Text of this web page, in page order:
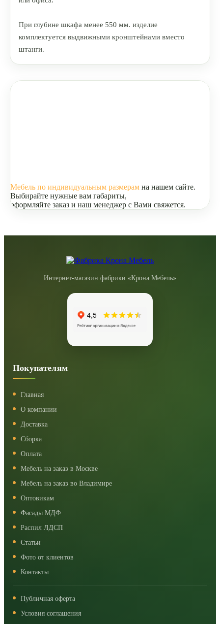
При глубине шкафа менее 550 мм. изделие
комплектуется выдвижными кронштейнами вместо
штанги.
Мебель по индивидуальным размерам на нашем сайте.
Выбирайте нужные вам габариты,
оформляйте заказ и наш менеджер с Вами свяжется.
Интернет-магазин фабрики «Крона Мебель»
Покупателям
Главная
О компании
Доставка
Сборка
Оплата
Мебель на заказ в Москве
Мебель на заказ во Владимире
Оптовикам
Фасады МДФ
Распил ЛДСП
Статьи
Фото от клиентов
Контакты
Публичная оферта
Условия соглашения